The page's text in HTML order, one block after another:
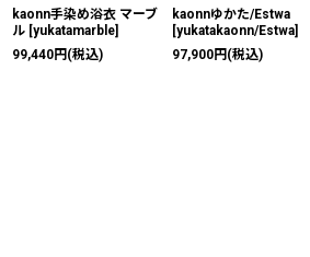
kaonn手染め浴衣 マーブ
ル [yukatamarble]
99,440円 (税込)
kaonnゆかた/Estwa
[yukatakaonn/Estwa]
97,900円 (税込)